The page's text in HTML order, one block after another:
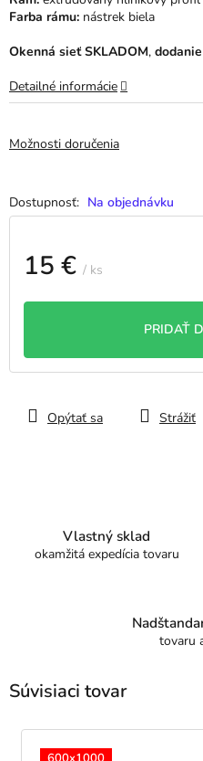
Na objednávku
Možnosti doručenia
15 € / ks
PRIDAŤ
Farba rámu: nástrek biela
Okenná sieť SKLADOM,
Detailné informácie
Opýtať sa Strážiť
Vlastný sklad
okamžitá expedícia tovaru
tovaru
Súvisiaci tovar